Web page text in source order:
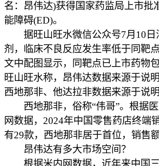
名：昂伟达)获得国家药监局上市批
能障碍(ED)。
据旺山旺水微信公众号7月10日
剂，临床不良反应发生率低于同靶
文中配图显示，同靶点已上市药物
旺山旺水称，昂伟达数据来源于说
西地那非、他达拉非数据来源于说明
西地那非，俗称“伟哥”。根据医
网数据，2024年中国零售药店终端
有29款，西地那非居于首位，销售
昂伟达有多大市场空间？
根据米内网数据，近年来中国三